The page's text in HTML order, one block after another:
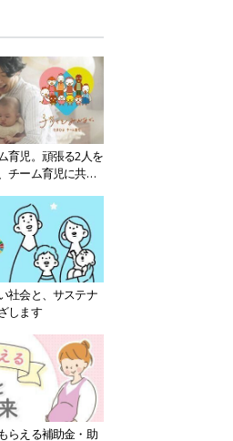
育児。頑張る2人を
チーム育児に共感
社会と、サステナ
します
らえる補助金・助